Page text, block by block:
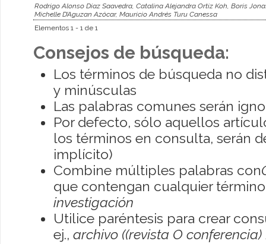
Rodrigo Alonso Díaz Saavedra, Catalina Alejandra Ortiz Koh, Boris
Michelle D’Aguzan Azócar, Mauricio Andrés Turu Canessa
Elementos 1 - 1 de 1
Consejos de búsqueda:
Los términos de búsqueda no
y minúsculas
Las palabras comunes serán
Por defecto, sólo aquellos
los términos en consulta, serán
implícito)
Combine múltiples palabras con
que contengan cualquier
investigación
Utilice paréntesis para crear
ej., archivo ((revista O conferencia)